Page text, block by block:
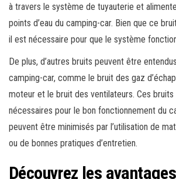
à travers le système de tuyauterie et
points d’eau du camping-car. Bien que ce
il est nécessaire pour que le système
De plus, d’autres bruits peuvent être entendus
camping-car, comme le bruit des gaz
moteur et le bruit des ventilateurs. Ces bruits
nécessaires pour le bon fonctionnement du
peuvent être minimisés par l’utilisation de
ou de bonnes pratiques d’entretien.
Découvrez les